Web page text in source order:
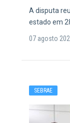
A disputa
estado em
07 agosto
SEBRAE